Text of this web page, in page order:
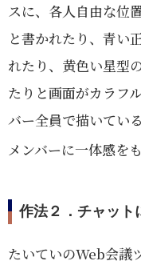
スに、各人自由な位
と書かれたり、青い
れたり、黄色い星型
たりと画面がカラフ
バー全員で描いてい
メンバーに一体感を
作法２．チャット
たいていのWeb会議